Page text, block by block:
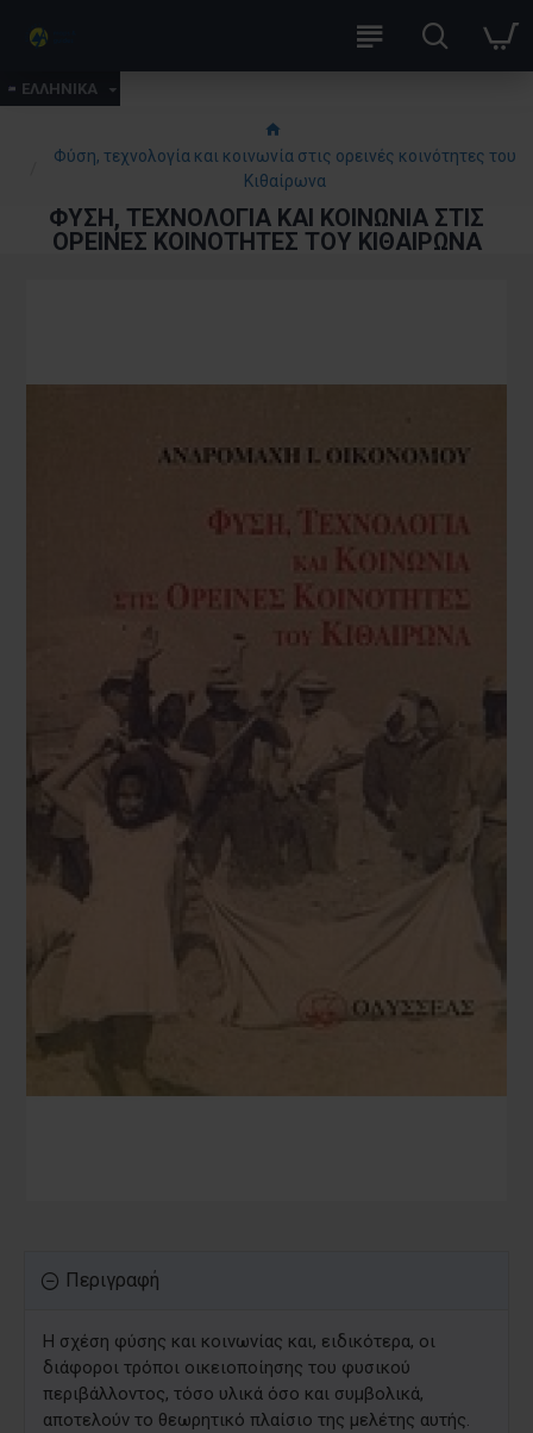
ΕΛΛΗΝΙΚΑ
Φύση, τεχνολογία και κοινωνία στις ορεινές κοινότητες του
Κιθαίρωνα
ΦΎΣΗ, ΤΕΧΝΟΛΟΓΊΑ ΚΑΙ ΚΟΙΝΩΝΊΑ ΣΤΙΣ
ΟΡΕΙΝΈΣ ΚΟΙΝΌΤΗΤΕΣ ΤΟΥ ΚΙΘΑΊΡΩΝΑ
Περιγραφή
Η σχέση φύσης και κοινωνίας και, ειδικότερα, οι
διάφοροι τρόποι οικειοποίησης του φυσικού
περιβάλλοντος, τόσο υλικά όσο και συμβολικά,
αποτελούν το θεωρητικό πλαίσιο της μελέτης αυτής.